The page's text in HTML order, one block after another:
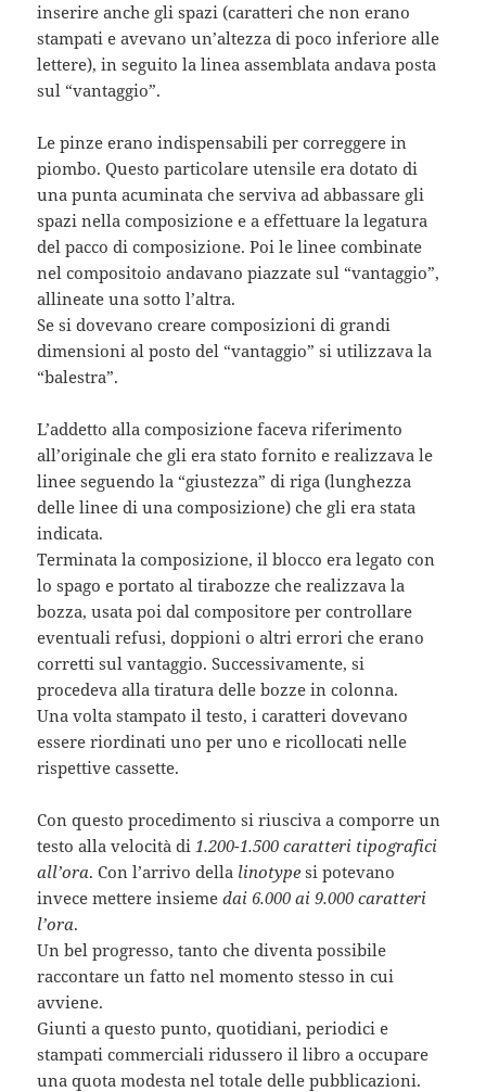
inserire anche gli spazi (caratteri che non erano
stampati e avevano un’altezza di poco inferiore alle
lettere), in seguito la linea assemblata andava posta
sul “vantaggio”.
Le pinze erano indispensabili per correggere in
piombo. Questo particolare utensile era dotato di
una punta acuminata che serviva ad abbassare gli
spazi nella composizione e a effettuare la legatura
del pacco di composizione. Poi le linee combinate
nel compositoio andavano piazzate sul “vantaggio”,
allineate una sotto l’altra.
Se si dovevano creare composizioni di grandi
dimensioni al posto del “vantaggio” si utilizzava la
“balestra”.
L’addetto alla composizione faceva riferimento
all’originale che gli era stato fornito e realizzava le
linee seguendo la “giustezza” di riga (lunghezza
delle linee di una composizione) che gli era stata
indicata.
Terminata la composizione, il blocco era legato con
lo spago e portato al tirabozze che realizzava la
bozza, usata poi dal compositore per controllare
eventuali refusi, doppioni o altri errori che erano
corretti sul vantaggio. Successivamente, si
procedeva alla tiratura delle bozze in colonna.
Una volta stampato il testo, i caratteri dovevano
essere riordinati uno per uno e ricollocati nelle
rispettive cassette.
Con questo procedimento si riusciva a comporre un
testo alla velocità di 1.200-1.500 caratteri tipografici
all’ora. Con l’arrivo della linotypesi potevano
invece mettere insiemedai 6.000 ai 9.000 caratteri
l’ora.
Un bel progresso, tanto che diventa possibile
raccontare un fatto nel momento stesso in cui
avviene.
Giunti a questo punto, quotidiani, periodici e
stampati commerciali ridussero il libro a occupare
una quota modesta nel totale delle pubblicazioni.